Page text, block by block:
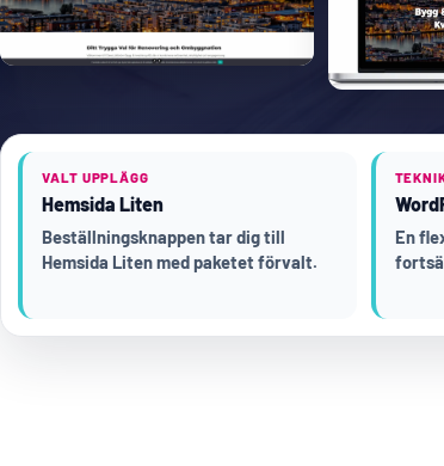
VALT UPPLÄGG
Hemsida Liten
Beställningsknappen tar dig till
Hemsida Liten med paketet förvalt.
En